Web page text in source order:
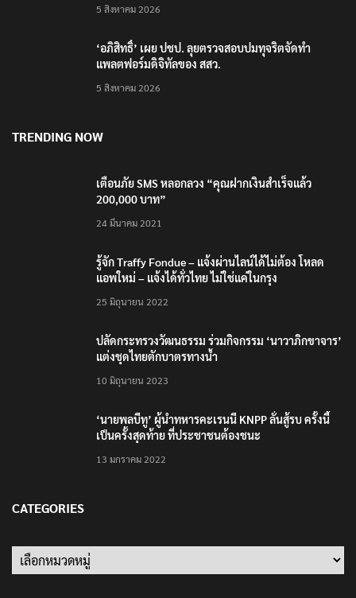
5 สิงหาคม 2026
‘อภิสิทธิ์’ เผย ปชป. ลุยตรวจสอบปมทุจริตจัดทำ
แพลตฟอร์มดิจิทัลของ สสว.
5 สิงหาคม 2026
TRENDING NOW
เตือนภัย SMS หลอกลวง “คุณฝากเงินสำเร็จแล้ว
200,000 บาท”
24 มีนาคม 2021
รู้จัก Traffy Fondue – แจ้งผ่านไลน์ได้ไม่ต้อง โหลด
แอพใหม่ – แจ้งได้ทั่วไทย ไม่ใช่แค่ในกรุง
25 มิถุนายน 2022
ปลัดกระทรวงวัฒนธรรม ร่วมกิจกรรม ‘นาวาภิกขาจาร’
แต่งชุดไทยตักบาตรทางน้ำ
10 มิถุนายน 2023
‘นายพลบีทู’ ผู้นำทหารคะเรนนี KNPP ลั่นสู้รบ ครั้งนี้
เป็นครั้งสุดท้าย ที่ประชาชนต้องชนะ
13 มกราคม 2022
CATEGORIES
Categories